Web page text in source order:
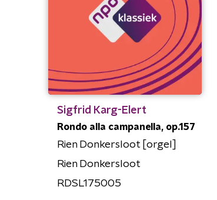
Sigfrid Karg-Elert
Rondo alla campanella, op.157
Rien Donkersloot [orgel]
Rien Donkersloot
RDSL175005